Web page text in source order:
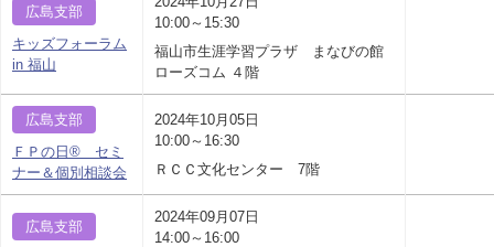
広島支部
キッズフォーラム
in 福山
10:00～15:30
福山市生涯学習プラザ まなびの館
ローズコム ４階
広島支部
ＦＰの日® セミ
ナー＆個別相談会
2024年10月05日
10:00～16:30
ＲＣＣ文化センター 7階
広島支部
2024年09月07日
14:00～16:00